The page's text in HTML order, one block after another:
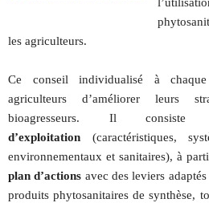
les agriculteurs.
Ce conseil individualisé à
agriculteurs d’améliorer leurs
bioagresseurs. Il
d’exploitation (caractéristiques,
environnementaux et sanitaires), à
plan d’actions avec des leviers
produits phytosanitaires de synthèse,